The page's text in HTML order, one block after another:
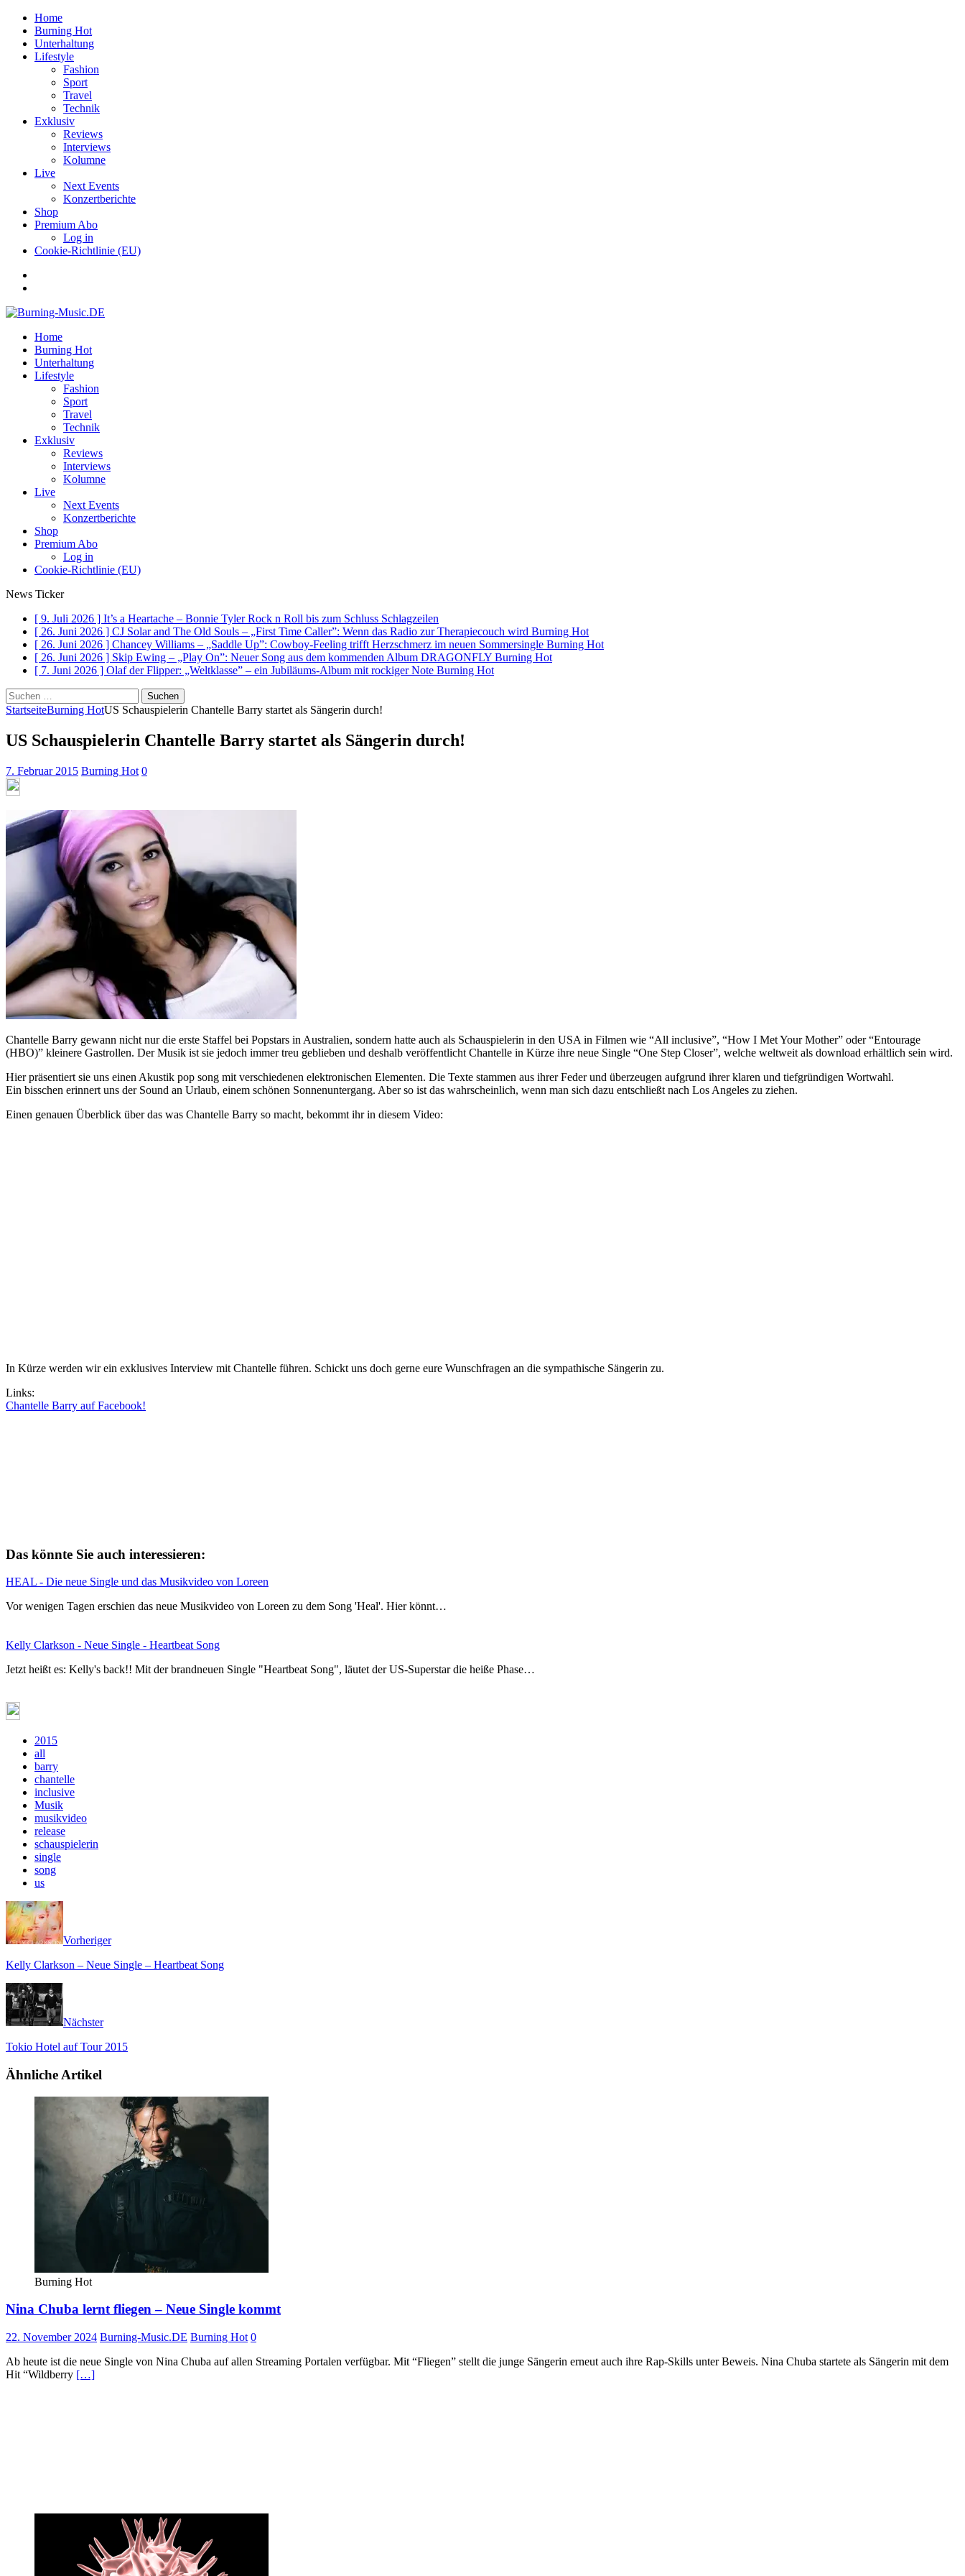
Home
Burning Hot
Unterhaltung
Lifestyle
Fashion
Sport
Travel
Technik
Exklusiv
Reviews
Interviews
Kolumne
Live
Next Events
Konzertberichte
Shop
Premium Abo
Log in
Cookie-Richtlinie (EU)
Home
Burning Hot
Unterhaltung
Lifestyle
Fashion
Sport
Travel
Technik
Exklusiv
Reviews
Interviews
Kolumne
Live
Next Events
Konzertberichte
Shop
Premium Abo
Log in
Cookie-Richtlinie (EU)
News Ticker
[ 9. Juli 2026 ] It’s a Heartache – Bonnie Tyler Rock n Roll bis zum Schluss Schlagzeilen
[ 26. Juni 2026 ] CJ Solar and The Old Souls – „First Time Caller”: Wenn das Radio zur Therapiecouch wird Burning Hot
[ 26. Juni 2026 ] Chancey Williams – „Saddle Up”: Cowboy-Feeling trifft Herzschmerz im neuen Sommersingle Burning Hot
[ 26. Juni 2026 ] Skip Ewing – „Play On”: Neuer Song aus dem kommenden Album DRAGONFLY Burning Hot
[ 7. Juni 2026 ] Olaf der Flipper: „Weltklasse” – ein Jubiläums-Album mit rockiger Note Burning Hot
Suchen
nach:
StartseiteBurning HotUS Schauspielerin Chantelle Barry startet als Sängerin durch!
US Schauspielerin Chantelle Barry startet als Sängerin durch!
7. Februar 2015 Burning Hot 0
Chantelle Barry gewann nicht nur die erste Staffel bei Popstars in Australien, sondern hatte auch als Schauspielerin in den USA in Filmen wie “All inclusive”, “How I Met Your Mother” oder “Entourage
(HBO)” kleinere Gastrollen. Der Musik ist sie jedoch immer treu geblieben und deshalb veröffentlicht Chantelle in Kürze ihre neue Single “One Step Closer”, welche weltweit als download erhältlich sein wird.
Hier präsentiert sie uns einen Akustik pop song mit verschiedenen elektronischen Elementen. Die Texte stammen aus ihrer Feder und überzeugen aufgrund ihrer klaren und tiefgründigen Wortwahl.
Ein bisschen erinnert uns der Sound an Urlaub, einem schönen Sonnenuntergang. Aber so ist das wahrscheinlich, wenn man sich dazu entschließt nach Los Angeles zu ziehen.
Einen genauen Überblick über das was Chantelle Barry so macht, bekommt ihr in diesem Video:
In Kürze werden wir ein exklusives Interview mit Chantelle führen. Schickt uns doch gerne eure Wunschfragen an die sympathische Sängerin zu.
Links:
Chantelle Barry auf Facebook!
Das könnte Sie auch interessieren:
HEAL - Die neue Single und das Musikvideo von Loreen
Vor wenigen Tagen erschien das neue Musikvideo von Loreen zu dem Song 'Heal'. Hier könnt…
Kelly Clarkson - Neue Single - Heartbeat Song
Jetzt heißt es: Kelly's back!! Mit der brandneuen Single "Heartbeat Song", läutet der US-Superstar die heiße Phase…
2015
all
barry
chantelle
inclusive
Musik
musikvideo
release
schauspielerin
single
song
us
Vorheriger
Kelly Clarkson – Neue Single – Heartbeat Song
Nächster
Tokio Hotel auf Tour 2015
Ähnliche Artikel
Burning Hot
Nina Chuba lernt fliegen – Neue Single kommt
22. November 2024 Burning-Music.DE Burning Hot 0
Ab heute ist die neue Single von Nina Chuba auf allen Streaming Portalen verfügbar. Mit “Fliegen” stellt die junge Sängerin erneut auch ihre Rap-Skills unter Beweis. Nina Chuba startete als Sängerin mit dem
Hit “Wildberry […]